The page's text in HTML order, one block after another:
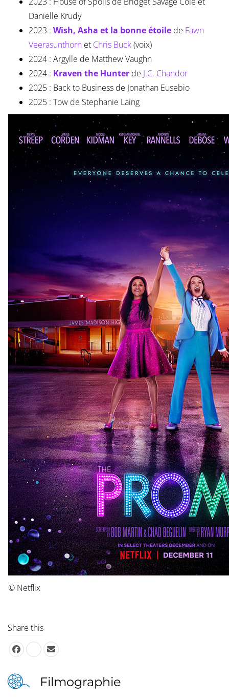
Danielle Krudy
2023 : Wish, Asha et la bonne étoilede Fawn
Veerasunthornet Chris Buck(voix)
2024 : Argylle de Matthew Vaughn
2024 : Kraven the Hunterde J.C. Chandor
2025 : Back to Business de Jonathan Eusebio
2025 : Tow de Stephanie Laing
© Netflix
Share this
Filmographie